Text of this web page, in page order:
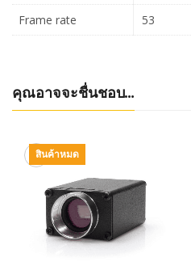
Frame rate
53
คุณอาจจะชื่นชอบ…
สินค้าหมด